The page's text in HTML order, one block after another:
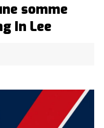
somme
In Lee